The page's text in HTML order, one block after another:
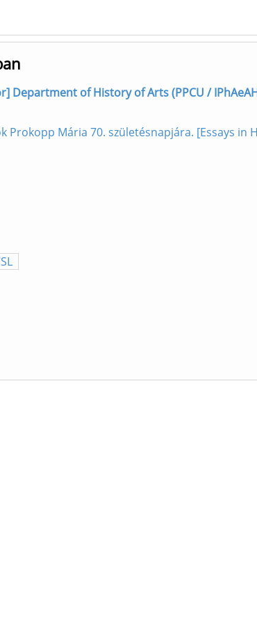
Department of History of Arts (PPCU /
Prokopp Mária 70. születésnapjára. [Essays in